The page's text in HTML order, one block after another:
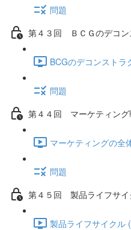
問題
第４３回 ＢＣＧのデコン
BCGのデコンストラ
問題
第４４回 マーケティン
マーケティングの全
問題
第４５回 製品ライフサイ
製品ライフサイクル